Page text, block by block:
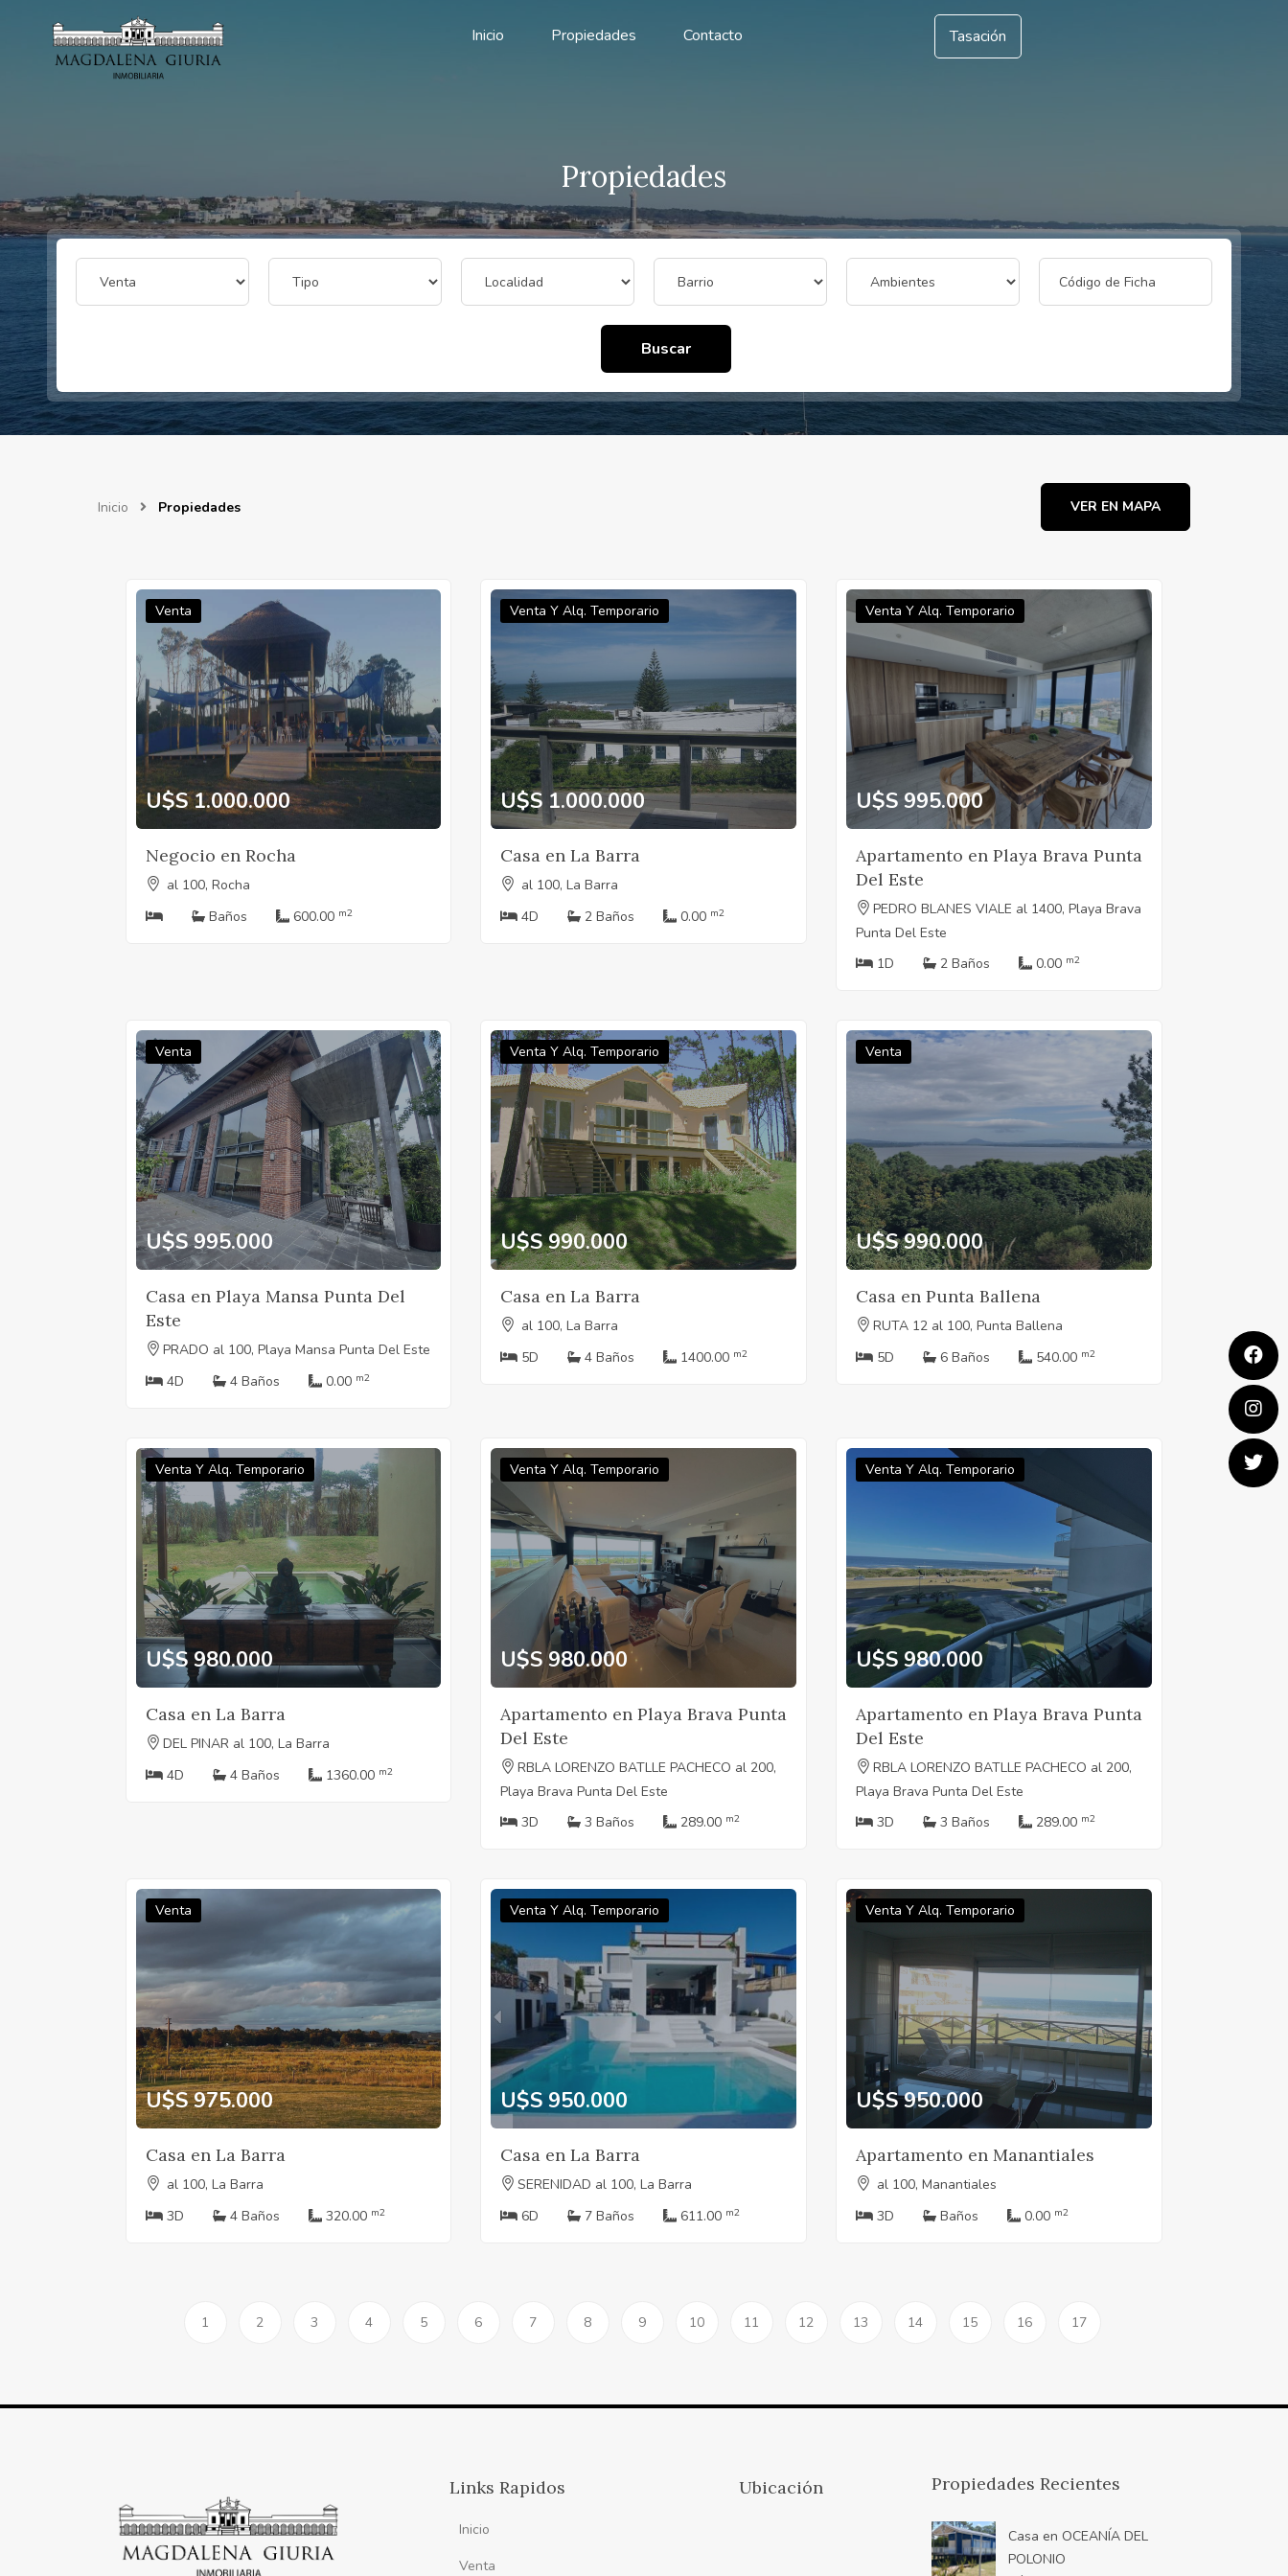
Inicio Propiedades Contacto Tasación
Propiedades
Buscar
Inicio Propiedades VER EN MAPA
Venta
U$S 1.000.000
Negocio en Rocha
al 100, Rocha
Baños
600.00 m2
Venta Y Alq. Temporario
U$S 1.000.000
Casa en La Barra
al 100, La Barra
4D
2 Baños 0.00 m2
Venta Y Alq. Temporario
U$S 995.000
Apartamento en Playa Brava Punta
Del Este
PEDRO BLANES VIALE al 1400, Playa Brava
Punta Del Este
1D
2 Baños 0.00 m2
Venta
U$S 995.000
Casa en Playa Mansa Punta Del
Este
PRADO al 100, Playa Mansa Punta Del Este
4D
4 Baños 0.00 m2
Venta Y Alq. Temporario
U$S 990.000
Casa en La Barra
al 100, La Barra
5D
4 Baños 1400.00 m2
Venta
U$S 990.000
Casa en Punta Ballena
RUTA 12 al 100, Punta Ballena
5D
6 Baños 540.00 m2
Venta Y Alq. Temporario
U$S 980.000
Casa en La Barra
DEL PINAR al 100, La Barra
4D
4 Baños 1360.00 m2
Venta Y Alq. Temporario
U$S 980.000
Apartamento en Playa Brava Punta
Del Este
RBLA LORENZO BATLLE PACHECO al 200,
Playa Brava Punta Del Este
3D
3 Baños 289.00 m2
Venta Y Alq. Temporario
U$S 980.000
Apartamento en Playa Brava Punta
Del Este
RBLA LORENZO BATLLE PACHECO al 200,
Playa Brava Punta Del Este
3D
3 Baños 289.00 m2
Venta
U$S 975.000
Casa en La Barra
al 100, La Barra
3D
4 Baños 320.00 m2
Venta Y Alq. Temporario
U$S 950.000
Casa en La Barra
SERENIDAD al 100, La Barra
6D
7 Baños 611.00 m2
Venta Y Alq. Temporario
U$S 950.000
Apartamento en Manantiales
al 100, Manantiales
3D
Baños 0.00 m2
1 2 3 4 5 6 7 8 9 10 11 12 13 14 15 16 17
Links Rapidos
Inicio
Venta
Ubicación Propiedades Recientes
Casa en OCEANÍA DEL
POLONIO